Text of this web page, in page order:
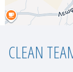
CLEAN